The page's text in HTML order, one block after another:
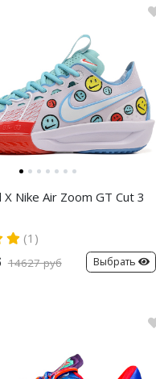
X Nike Air Zoom GT Cut 3
(1)
14627 руб Выбрать